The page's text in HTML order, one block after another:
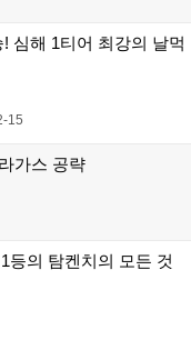
심해 1티어 최강의 날먹
15
가스 공략
등의 탐켄치의 모든 것